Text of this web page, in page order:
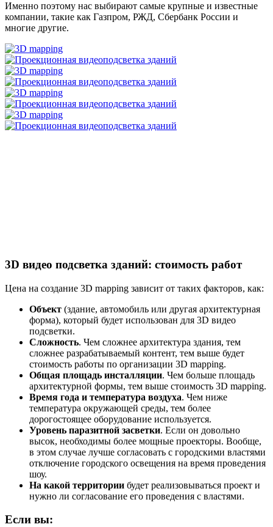
Именно поэтому нас выбирают самые крупные и известные
компании, такие как Газпром, РЖД, Сбербанк России и
многие другие.
3D видео подсветка зданий: стоимость работ
Цена на создание 3D mapping зависит от таких факторов, как:
Объект (здание, автомобиль или другая архитектурная
форма), который будет использован для 3D видео
подсветки.
Сложность. Чем сложнее архитектура здания, тем
сложнее разрабатываемый контент, тем выше будет
стоимость работы по организации 3D mapping.
Общая площадь инсталляции. Чем больше площадь
архитектурной формы, тем выше стоимость 3D mapping.
Время года и температура воздуха. Чем ниже
температура окружающей среды, тем более
дорогостоящее оборудование используется.
Уровень паразитной засветки. Если он довольно
высок, необходимы более мощные проекторы. Вообще,
в этом случае лучше согласовать с городскими властями
отключение городского освещения на время проведения
шоу.
На какой территории будет реализовываться проект и
нужно ли согласование его проведения с властями.
Если вы: